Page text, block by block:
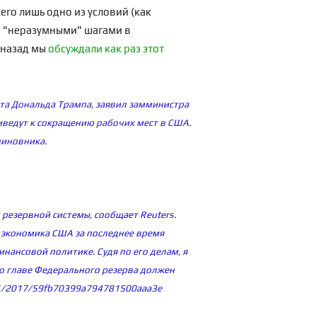
лишь одно из условий (как
"неразумными" шагами в
мы обсуждали как раз этот
Дональда Трампа, заявил замминистра
к сокращению рабочих мест в США.
системы, сообщает Reuters.
США за последнее время
политике. Судя по его делам, я
главе Федерального резерва должен
59fb70399a794781500aaa3e